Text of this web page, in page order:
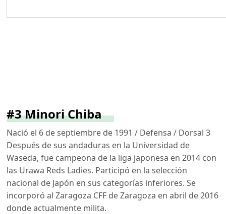
#3 Minori Chiba
Nació el 6 de septiembre de 1991 / Defensa / Dorsal 3
Después de sus andaduras en la Universidad de
Waseda, fue campeona de la liga japonesa en 2014 con
las Urawa Reds Ladies. Participó en la selección
nacional de Japón en sus categorías inferiores. Se
incorporó al Zaragoza CFF de Zaragoza en abril de 2016
donde actualmente milita.